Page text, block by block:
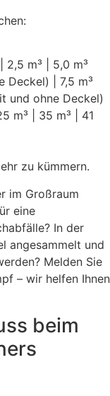
2,5 m³ | 5,0 m³
Deckel) | 7,5 m³
und ohne Deckel)
m³ | 35 m³ | 41
zu kümmern.
im Großraum
eine
In der
angesammelt und
Melden Sie
– wir helfen Ihnen
beim